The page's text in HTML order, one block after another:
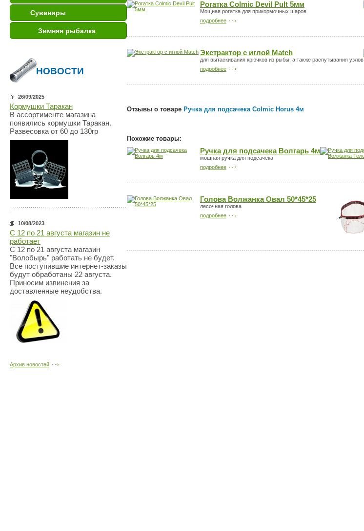
Сувениры
Зимняя рыбалка
НОВОСТИ
26/09/2025
Кормушки Таракан
В ассортименте магазина
появились кормушки Таракан.
Развесовка от 60 до 130гр
10/08/2023
С 12 по 21 августа магазин не
работает
С 12 по 21 августа магазин
"Волобырь" работать не будет.
Все поступившие интернет-заказы
будут обработаны 22 августа.
Приносим извинения за
доставленные неудобства.
Архив новостей
Рогатка Colmic Devil Pult 5мм
Мощная рогатка для прикормочных шаров
подробнее
Экстрактор с иглой Match
для вытаскивания крючков из рыбы, а также распутывания узлов
подробнее
Отзывы о товаре Ручка для подсачека Colmic Horus 4м
Похожие товары:
Ручка для подсачека Волгарь 4м
мощная ручка для подсачека
подробнее
Голова Волжанка Овал 50*45*25
лесочная голова
подробнее